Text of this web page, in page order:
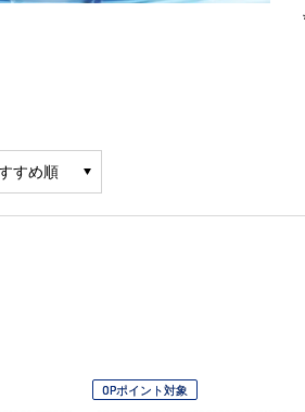
OPポイント対象